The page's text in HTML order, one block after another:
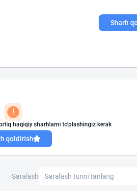
Sharh
!
haqiqiy sharhlarni to'plashingiz kerak
qoldirish
Saralash Saralash turini tanlang